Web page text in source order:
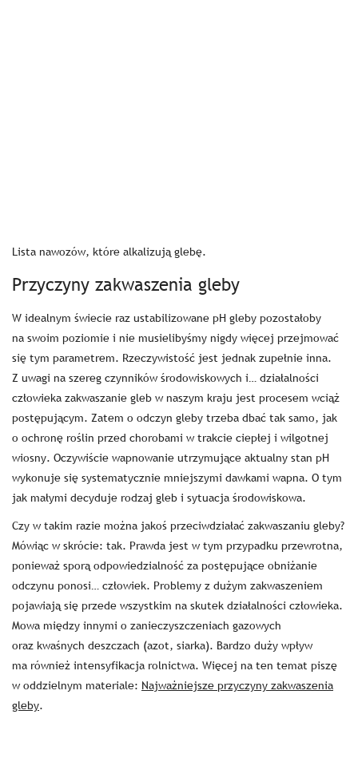
Lista nawozów, które alkalizują glebę.
Przyczyny zakwaszenia gleby
W idealnym świecie raz ustabilizowane pH gleby pozostałoby
na swoim poziomie i nie musielibyśmy nigdy więcej przejmować
się tym parametrem. Rzeczywistość jest jednak zupełnie inna.
Z uwagi na szereg czynników środowiskowych i… działalności
człowieka zakwaszanie gleb w naszym kraju jest procesem wciąż
postępującym. Zatem o odczyn gleby trzeba dbać tak samo, jak
o ochronę roślin przed chorobami w trakcie ciepłej i wilgotnej
wiosny. Oczywiście wapnowanie utrzymujące aktualny stan pH
wykonuje się systematycznie mniejszymi dawkami wapna. O tym
jak małymi decyduje rodzaj gleb i sytuacja środowiskowa.
Czy w takim razie można jakoś przeciwdziałać zakwaszaniu gleby?
Mówiąc w skrócie: tak. Prawda jest w tym przypadku przewrotna,
ponieważ sporą odpowiedzialność za postępujące obniżanie
odczynu ponosi… człowiek. Problemy z dużym zakwaszeniem
pojawiają się przede wszystkim na skutek działalności człowieka.
Mowa między innymi o zanieczyszczeniach gazowych
oraz kwaśnych deszczach (azot, siarka). Bardzo duży wpływ
ma również intensyfikacja rolnictwa. Więcej na ten temat piszę
w oddzielnym materiale: Najważniejsze przyczyny zakwaszenia
gleby.